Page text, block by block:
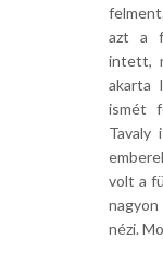
azt a
intett,
akarta
ismét
Tavaly
volt a
nézi.